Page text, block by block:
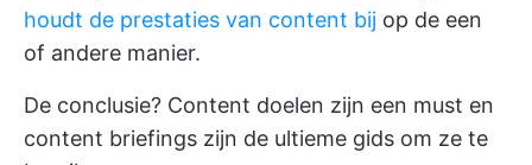
houdt de prestaties van content bij op de een
of andere manier.
De conclusie? Content doelen zijn een must en
content briefings zijn de ultieme gids om ze te